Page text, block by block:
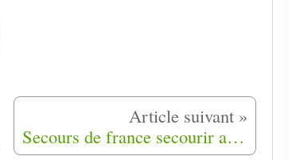
Secours de france secourir accompagner informer